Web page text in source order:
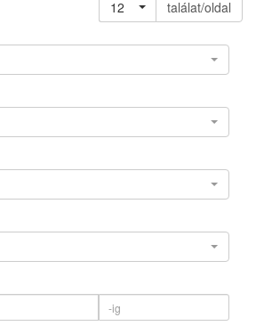
12
találat/oldal